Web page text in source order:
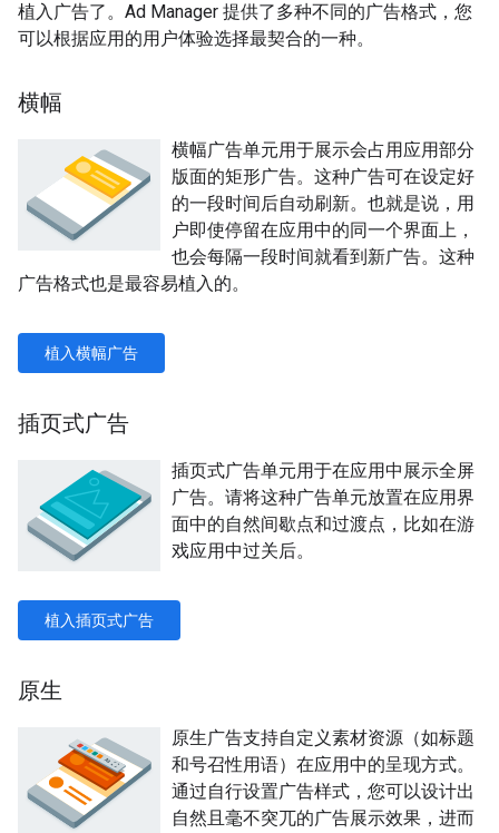
植入广告了。Ad Manager 提供了多种不同的广告格式，您
可以根据应用的用户体验选择最契合的一种。
横幅
横幅广告单元用于展示会占用应用部分
版面的矩形广告。这种广告可在设定好
的一段时间后自动刷新。也就是说，用
户即使停留在应用中的同一个界面上，
也会每隔一段时间就看到新广告。这种
广告格式也是最容易植入的。
植入横幅广告
插页式广告
插页式广告单元用于在应用中展示全屏
广告。请将这种广告单元放置在应用界
面中的自然间歇点和过渡点，比如在游
戏应用中过关后。
植入插页式广告
原生
原生广告支持自定义素材资源（如标题
和号召性用语）在应用中的呈现方式。
通过自行设置广告样式，您可以设计出
自然且毫不突兀的广告展示效果，进而